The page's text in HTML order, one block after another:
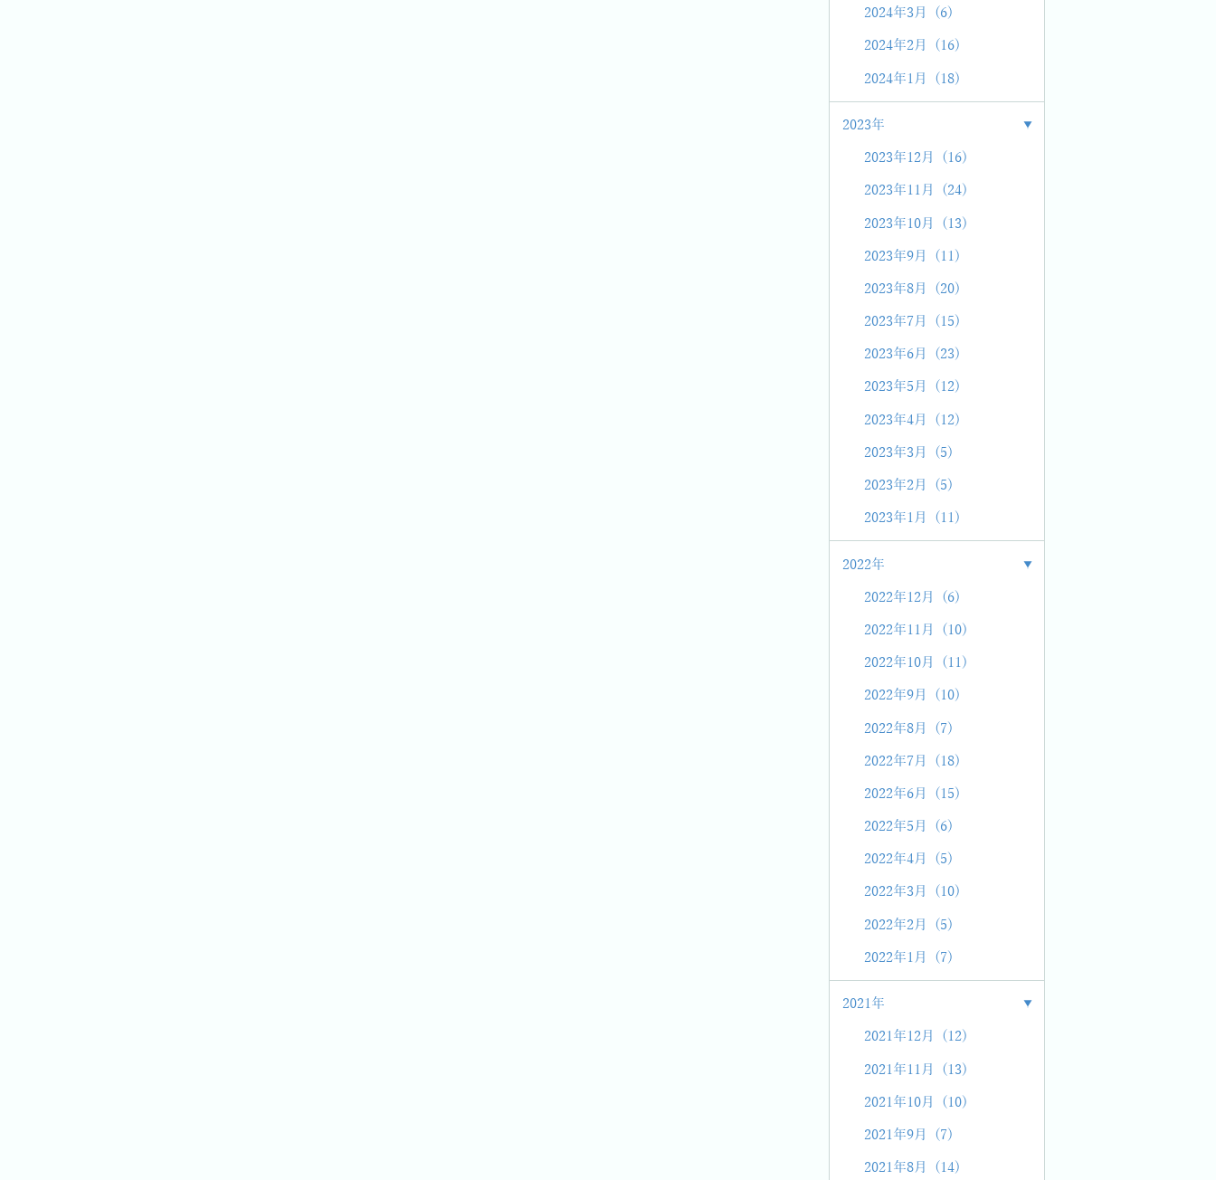
2024年3月 (6)
2024年2月 (16)
2024年1月 (18)
2023年
2023年12月 (16)
2023年11月 (24)
2023年10月 (13)
2023年9月 (11)
2023年8月 (20)
2023年7月 (15)
2023年6月 (23)
2023年5月 (12)
2023年4月 (12)
2023年3月 (5)
2023年2月 (5)
2023年1月 (11)
2022年
2022年12月 (6)
2022年11月 (10)
2022年10月 (11)
2022年9月 (10)
2022年8月 (7)
2022年7月 (18)
2022年6月 (15)
2022年5月 (6)
2022年4月 (5)
2022年3月 (10)
2022年2月 (5)
2022年1月 (7)
2021年
2021年12月 (12)
2021年11月 (13)
2021年10月 (10)
2021年9月 (7)
2021年8月 (14)